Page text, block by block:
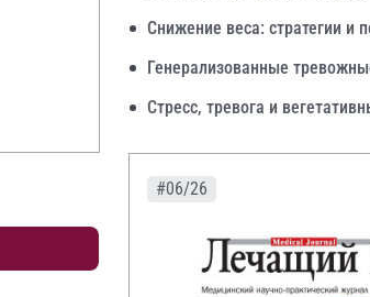
Снижение веса: стратегии и
Генерализованные
Стресс, тревога и
#06/26